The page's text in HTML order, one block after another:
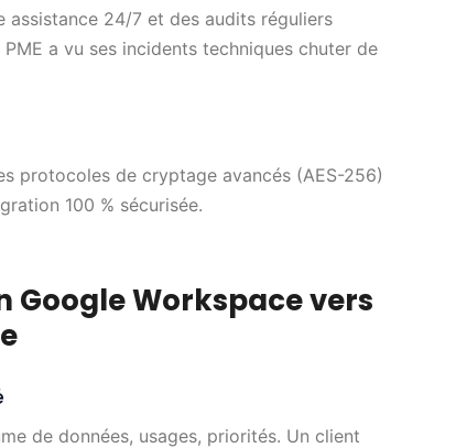
assistance 24/7 et des audits réguliers
a vu ses incidents techniques chuter de
protocoles de cryptage avancés (AES-256)
100 % sécurisée.
Google Workspace vers
de données, usages, priorités. Un client